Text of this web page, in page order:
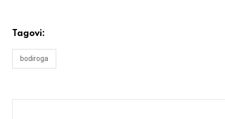
Tagovi:
bodiroga